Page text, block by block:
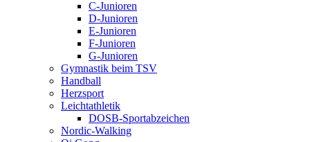
C-Junioren
D-Junioren
E-Junioren
F-Junioren
G-Junioren
Gymnastik beim TSV
Handball
Herzsport
Leichtathletik
DOSB-Sportabzeichen
Nordic-Walking